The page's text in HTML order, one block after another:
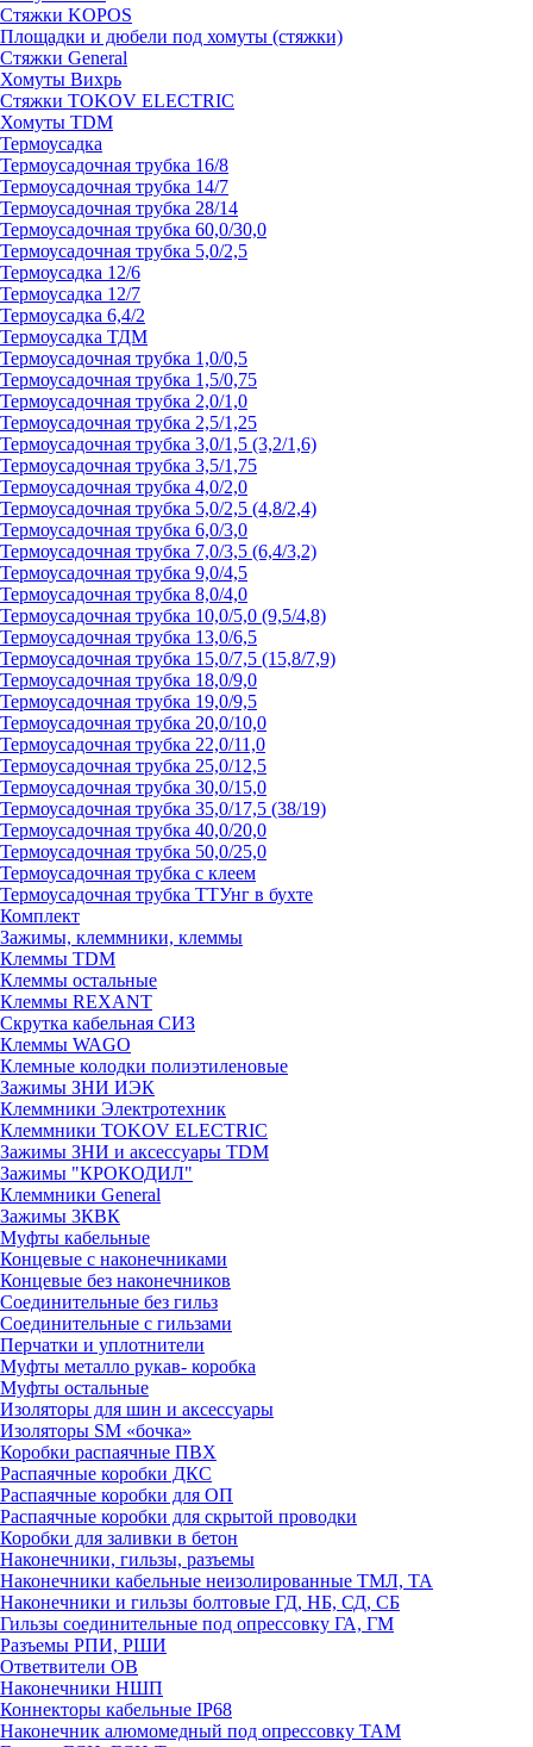
Стяжки KOPOS
Площадки и дюбели под хомуты (стяжки)
Стяжки General
Хомуты Вихрь
Стяжки TOKOV ELECTRIC
Хомуты TDM
Термоусадка
Термоусадочная трубка 16/8
Термоусадочная трубка 14/7
Термоусадочная трубка 28/14
Термоусадочная трубка 60,0/30,0
Термоусадочная трубка 5,0/2,5
Термоусадка 12/6
Термоусадка 12/7
Термоусадка 6,4/2
Термоусадка ТДМ
Термоусадочная трубка 1,0/0,5
Термоусадочная трубка 1,5/0,75
Термоусадочная трубка 2,0/1,0
Термоусадочная трубка 2,5/1,25
Термоусадочная трубка 3,0/1,5 (3,2/1,6)
Термоусадочная трубка 3,5/1,75
Термоусадочная трубка 4,0/2,0
Термоусадочная трубка 5,0/2,5 (4,8/2,4)
Термоусадочная трубка 6,0/3,0
Термоусадочная трубка 7,0/3,5 (6,4/3,2)
Термоусадочная трубка 9,0/4,5
Термоусадочная трубка 8,0/4,0
Термоусадочная трубка 10,0/5,0 (9,5/4,8)
Термоусадочная трубка 13,0/6,5
Термоусадочная трубка 15,0/7,5 (15,8/7,9)
Термоусадочная трубка 18,0/9,0
Термоусадочная трубка 19,0/9,5
Термоусадочная трубка 20,0/10,0
Термоусадочная трубка 22,0/11,0
Термоусадочная трубка 25,0/12,5
Термоусадочная трубка 30,0/15,0
Термоусадочная трубка 35,0/17,5 (38/19)
Термоусадочная трубка 40,0/20,0
Термоусадочная трубка 50,0/25,0
Термоусадочная трубка с клеем
Термоусадочная трубка ТТУнг в бухте
Комплект
Зажимы, клеммники, клеммы
Клеммы TDM
Клеммы остальные
Клеммы REXANT
Скрутка кабельная СИЗ
Клеммы WAGO
Клемные колодки полиэтиленовые
Зажимы ЗНИ ИЭК
Клеммники Электротехник
Клеммники TOKOV ELECTRIC
Зажимы ЗНИ и аксессуары TDM
Зажимы "КРОКОДИЛ"
Клеммники General
Зажимы 3КВК
Муфты кабельные
Концевые с наконечниками
Концевые без наконечников
Соединительные без гильз
Соединительные с гильзами
Перчатки и уплотнители
Муфты металло рукав- коробка
Муфты остальные
Изоляторы для шин и аксессуары
Изоляторы SM «бочка»
Коробки распаячные ПВХ
Распаячные коробки ДКС
Распаячные коробки для ОП
Распаячные коробки для скрытой проводки
Коробки для заливки в бетон
Наконечники, гильзы, разъемы
Наконечники кабельные неизолированные ТМЛ, ТА
Наконечники и гильзы болтовые ГД, НБ, СД, СБ
Гильзы соединительные под опрессовку ГА, ГМ
Разъемы РПИ, РШИ
Ответвители ОВ
Наконечники НШП
Коннекторы кабельные IP68
Наконечник алюмомедный под опрессовку ТАМ